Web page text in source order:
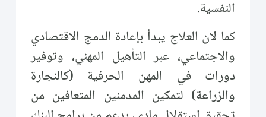
النفسية.
كما لان العلاج يبدأ بإعادة الدمج الاقتصادي
والاجتماعي، عبر التأهيل المهني، وتوفير
دورات في المهن الحرفية (كالنجارة
والزراعة) لتمكين المدمنين المتعافين من